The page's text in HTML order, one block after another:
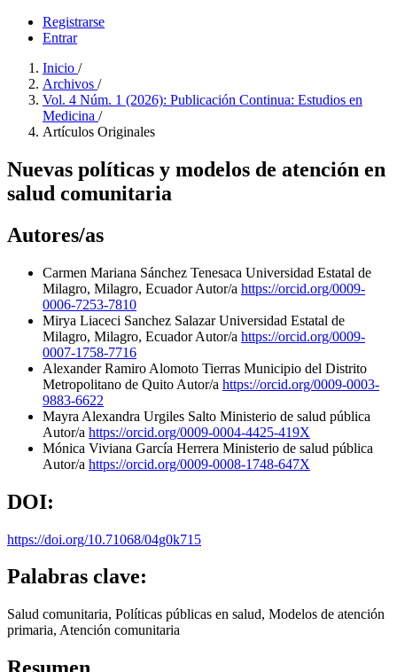
Registrarse
Entrar
Inicio /
Archivos /
Vol. 4 Núm. 1 (2026): Publicación Continua: Estudios en
Medicina /
Artículos Originales
Nuevas políticas y modelos de atención en
salud comunitaria
Autores/as
Carmen Mariana Sánchez Tenesaca Universidad Estatal de
Milagro, Milagro, EcuadorAutor/a https://orcid.org/0009-
0006-7253-7810
Mirya Liaceci Sanchez SalazarUniversidad Estatal de
Milagro, Milagro, EcuadorAutor/a https://orcid.org/0009-
0007-1758-7716
Alexander Ramiro Alomoto Tierras Municipio del Distrito
Metropolitano de Quito Autor/a https://orcid.org/0009-0003-
9883-6622
Mayra Alexandra Urgiles Salto Ministerio de salud pública
Autor/a https://orcid.org/0009-0004-4425-419X
Mónica Viviana García Herrera Ministerio de salud pública
Autor/a https://orcid.org/0009-0008-1748-647X
DOI:
https://doi.org/10.71068/04g0k715
Palabras clave:
Salud comunitaria, Políticas públicas en salud, Modelos de atención
primaria, Atención comunitaria